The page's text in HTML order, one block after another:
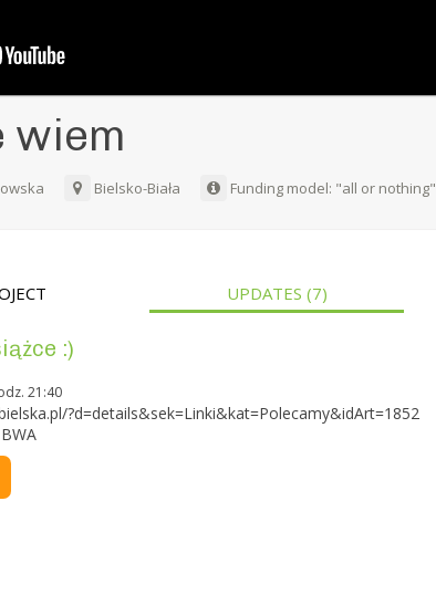
wiem
Bielsko-Biała Funding model: "all or nothing"
UPDATES (7)
:)
21:40
?d=details&sek=Linki&kat=Polecamy&idArt=1852